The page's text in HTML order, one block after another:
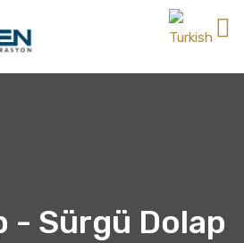
- Sürgü Dolap